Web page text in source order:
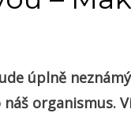
úplně
organismus.